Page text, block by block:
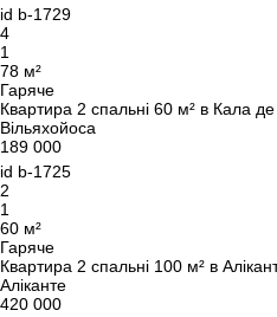
id b-1729
4
1
78 м²
Гаряче
Квартира 2 спальні 60 м² в Кала
Вільяхойоса
189 000
id b-1725
2
1
60 м²
Гаряче
Квартира 2 спальні 100 м² в
Аліканте
420 000